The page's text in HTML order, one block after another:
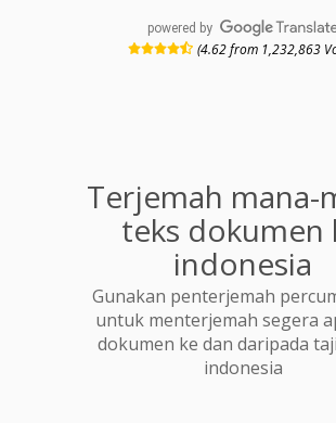
powered by
(4.62 from 1,232,863
Terjemah mana-
teks dokumen
indonesia
Gunakan penterjemah
untuk menterjemah segera
dokumen ke dan daripada
indonesia